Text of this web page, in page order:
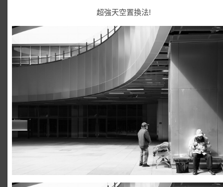
超強天空置換法!